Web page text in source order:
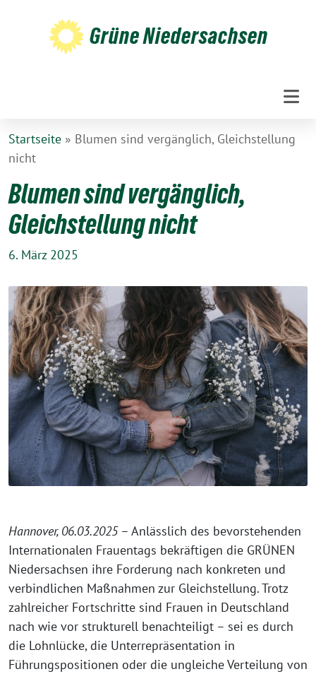
Grüne Niedersachsen
Startseite » Blumen sind vergänglich, Gleichstellung
nicht
Blumen sind vergänglich,
Gleichstellung nicht
6. März 2025
Hannover, 06.03.2025– Anlässlich des bevorstehenden
Internationalen Frauentags bekräftigen die GRÜNEN
Niedersachsen ihre Forderung nach konkreten und
verbindlichen Maßnahmen zur Gleichstellung. Trotz
zahlreicher Fortschritte sind Frauen in Deutschland
nach wie vor strukturell benachteiligt – sei es durch
die Lohnlücke, die Unterrepräsentation in
Führungspositionen oder die ungleiche Verteilung von